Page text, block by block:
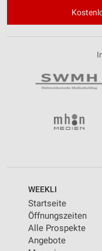
WEEKLI
Startseite
Öffnungszeiten
Alle Prospekte
Angebote